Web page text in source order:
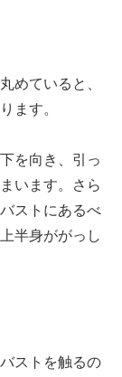
めていると、
ます。
を向き、引っ
います。さら
ストにあるべ
半身ががっし
ストを触るの